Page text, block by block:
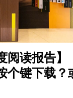
阅读报告】
个键下载？